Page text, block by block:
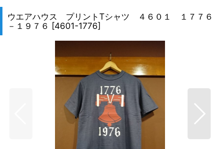
ウエアハウス プリントTシャツ ４６０１ １７７６
－１９７６ [4601-1776]